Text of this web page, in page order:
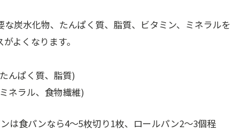
炭水化物、たんぱく質、脂質、ビタミン、ミネラルを
よくなります。
んぱく質、脂質)
ネラル、食物繊維)
は食パンなら4〜5枚切り1枚、ロールパン2〜3個程